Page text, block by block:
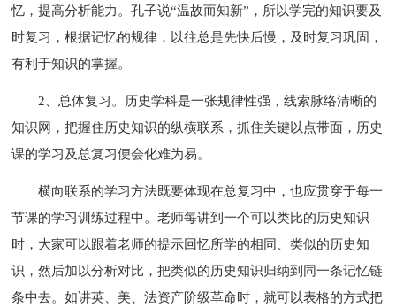
忆，提高分析能力。孔子说“温故而知新”，所以学完的知识要及
时复习，根据记忆的规律，以往总是先快后慢，及时复习巩固，
有利于知识的掌握。
2、总体复习。历史学科是一张规律性强，线索脉络清晰的
知识网，把握住历史知识的纵横联系，抓住关键以点带面，历史
课的学习及总复习便会化难为易。
横向联系的学习方法既要体现在总复习中，也应贯穿于每一
节课的学习训练过程中。老师每讲到一个可以类比的历史知识
时，大家可以跟着老师的提示回忆所学的相同、类似的历史知
识，然后加以分析对比，把类似的历史知识归纳到同一条记忆链
条中去。如讲英、美、法资产阶级革命时，就可以表格的方式把